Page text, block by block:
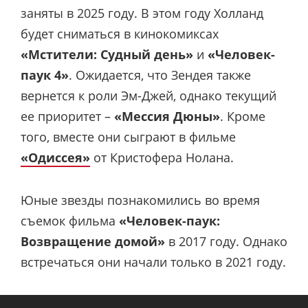
заняты в 2025 году. В этом году Холланд
будет сниматься в кинокомиксах
«Мстители: Судный день» и «Человек-
паук 4». Ожидается, что Зендея также
вернется к роли Эм-Джей, однако текущий
ее приоритет – «Мессия Дюны». Кроме
того, вместе они сыграют в фильме
«Одиссея» от Кристофера Нолана.
Юные звезды познакомились во время
съемок фильма «Человек-паук:
Возвращение домой» в 2017 году. Однако
встречаться они начали только в 2021 году.